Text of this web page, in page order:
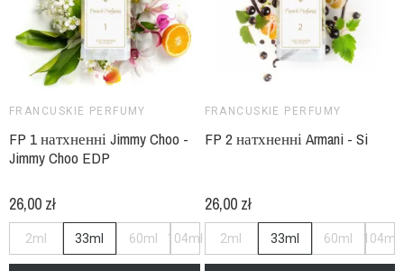
FRANCUSKIE PERFUMY
FP 1 натхненні Jimmy Choo -
Jimmy Choo EDP
26,00 zł
2ml 33ml 60ml 104ml
FRANCUSKIE PERFUMY
FP 2 натхненні Armani - Si
26,00 zł
2ml 33ml 60ml 104ml